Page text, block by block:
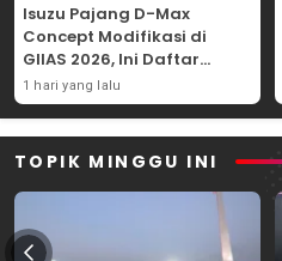
Isuzu Pajang D-Max
Concept Modifikasi di
GIIAS 2026, Ini Daftar
Ubahannya
1 hari yang lalu
TOPIK MINGGU INI